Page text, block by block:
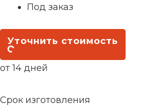
Под заказ
Уточнить стоимость
от 14 дней
Срок изготовления